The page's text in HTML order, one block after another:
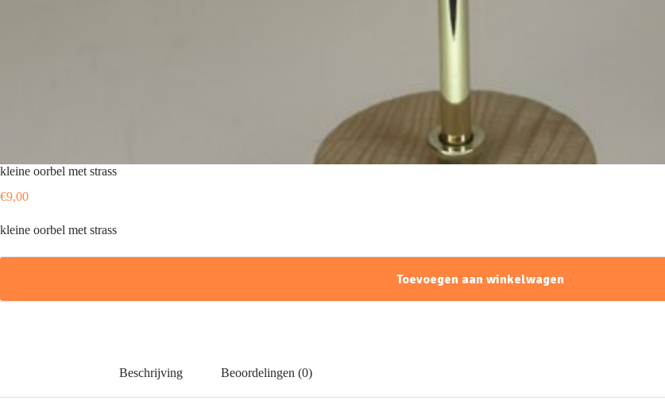
kleine oorbel met strass
€9,00
kleine oorbel met strass
Toevoegen aan winkelwagen
Beschrijving Beoordelingen (0)